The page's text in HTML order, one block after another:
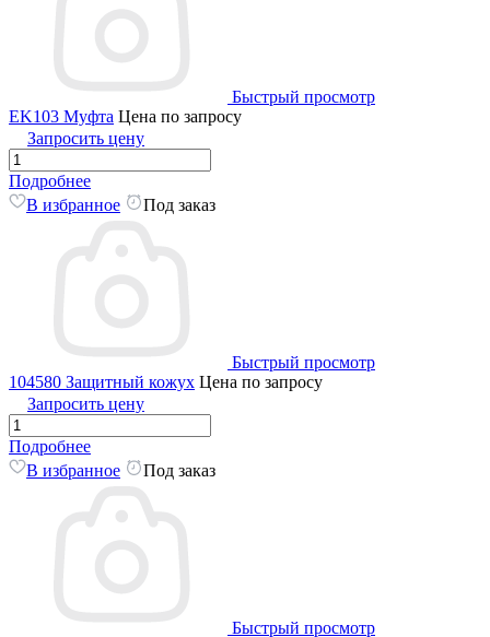
Быстрый просмотр
EK103 Муфта Цена по запросу
Запросить цену
Подробнее
В избранное
Под заказ
Быстрый просмотр
104580 Защитный кожух Цена по запросу
Запросить цену
Подробнее
В избранное
Под заказ
Быстрый просмотр